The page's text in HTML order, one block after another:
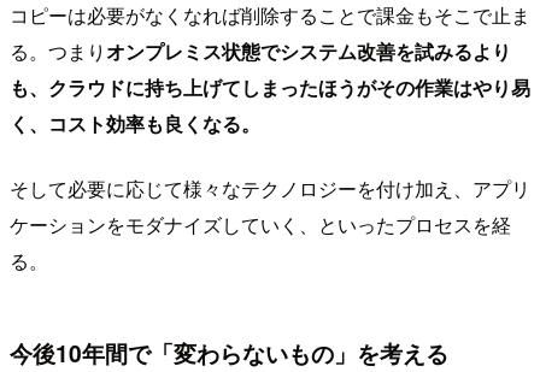
コピーは必要がなくなれば削除することで課金もそこで止ま
る。つまりオンプレミス状態でシステム改善を試みるより
も、クラウドに持ち上げてしまったほうがその作業はやり易
く、コスト効率も良くなる。
そして必要に応じて様々なテクノロジーを付け加え、アプリ
ケーションをモダナイズしていく、といったプロセスを経
る。
今後10年間で「変わらないもの」を考える